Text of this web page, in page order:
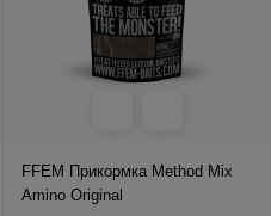
FFEM Прикормка Method Mix
Amino Original